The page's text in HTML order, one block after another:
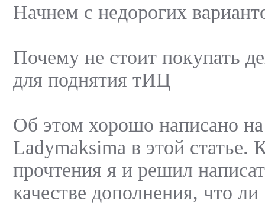
Начнем с недорогих
Почему не стоит покупать
для поднятия тИЦ
Об этом хорошо написано на
Ladymaksima в этой статье.
прочтения я и решил
качестве дополнения, что ли